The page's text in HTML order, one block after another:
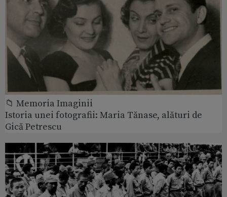
📁 Memoria Imaginii
Istoria unei fotografii: Maria Tănase, alături de
Gică Petrescu